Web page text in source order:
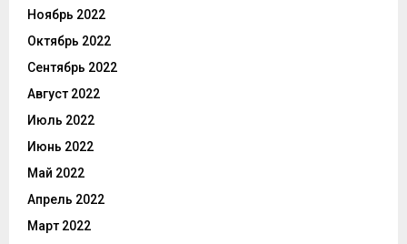
Ноябрь 2022
Октябрь 2022
Сентябрь 2022
Август 2022
Июль 2022
Июнь 2022
Май 2022
Апрель 2022
Март 2022